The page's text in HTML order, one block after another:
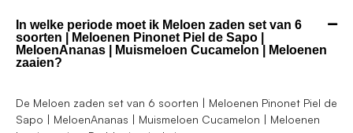
In welke periode moet ik Meloen zaden set van 6
soorten | Meloenen Pinonet Piel de Sapo |
MeloenAnanas | Muismeloen Cucamelon | Meloenen
zaaien?
De Meloen zaden set van 6 soorten | Meloenen Pinonet Piel de
Sapo | MeloenAnanas | Muismeloen Cucamelon | Meloenen